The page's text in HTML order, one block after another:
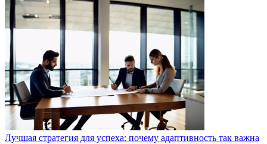
Лучшая стратегия для успеха: почему адаптивность так важна